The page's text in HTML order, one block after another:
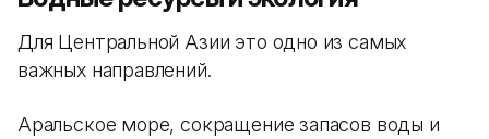
Для Центральной Азии это одно из самых
важных направлений.
Аральское море, сокращение запасов воды и